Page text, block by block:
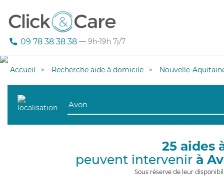
09 78 38 38 38 — 9h-19h 7j/7
Accueil Recherche aide à domicile Nouvelle-
25 aides
peuvent intervenir à
Sous réserve de leur